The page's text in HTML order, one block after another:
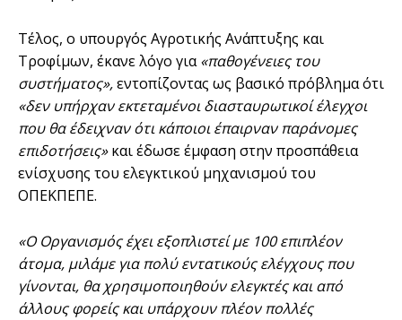
Τέλος, ο υπουργός Αγροτικής Ανάπτυξης και
Τροφίμων, έκανε λόγο για«παθογένειες του
συστήματος»,εντοπίζοντας ως βασικό πρόβλημα ότι
«δεν υπήρχαν εκτεταμένοι διασταυρωτικοί έλεγχοι
που θα έδειχναν ότι κάποιοι έπαιρναν παράνομες
επιδοτήσεις»και έδωσε έμφαση στην προσπάθεια
ενίσχυσης του ελεγκτικού μηχανισμού του
ΟΠΕΚΠΕΠΕ.
«Ο Οργανισμός έχει εξοπλιστεί με 100 επιπλέον
άτομα, μιλάμε για πολύ εντατικούς ελέγχους που
γίνονται, θα χρησιμοποιηθούν ελεγκτές και από
άλλους φορείς και υπάρχουν πλέον πολλές